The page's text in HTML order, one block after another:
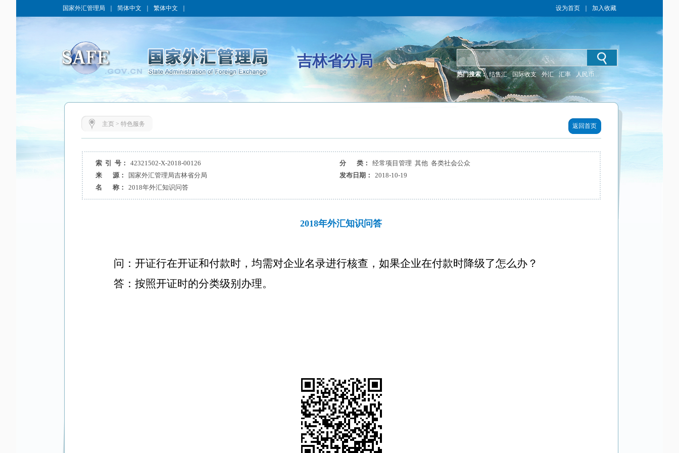
国家外汇管理局 简体中文 繁体中文 设为首页 加入收藏
吉林省分局
热门搜索： 结售汇 国际收支 外汇 汇率 人民币
主页> 特色服务 返回首页
索 引 号： 42321502-X-2018-00126 分 类：
经常项目管理 其他 各类社会公众
来 源：
国家外汇管理局吉林省分局 发布日期：
2018-10-19
名 称：
2018年外汇知识问答
2018年外汇知识问答
问：开证行在开证和付款时，均需对企业名录进行核查，如果企业在付款时降级了怎么办？
答：按照开证时的分类级别办理。